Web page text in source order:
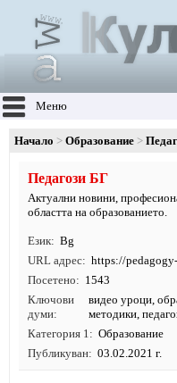
Меню
Начало Образование
Педагози БГ
Актуални новини,
областта на образованието.
Език
Bg
URL адрес
https://
Посетено
1543
Ключови
думи
видео уроци,
методики,
Категория 1
Образование
Публикуван
03.02.2021 г.